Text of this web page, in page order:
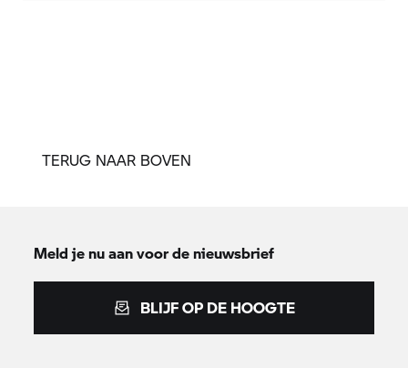
TERUG NAAR BOVEN
Meld je nu aan voor de nieuwsbrief
BLIJF OP DE HOOGTE